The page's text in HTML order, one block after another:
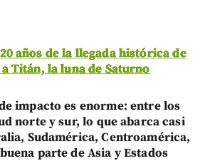
20 años de la llegada histórica de
Titán, la luna de Saturno
impacto es enorme: entre los
norte y sur, lo que abarca casi
Sudamérica, Centroamérica,
parte de Asia y Estados